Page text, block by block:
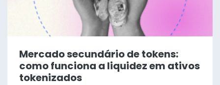
Mercado secundário de tokens:
como funciona a liquidez em ativos
tokenizados